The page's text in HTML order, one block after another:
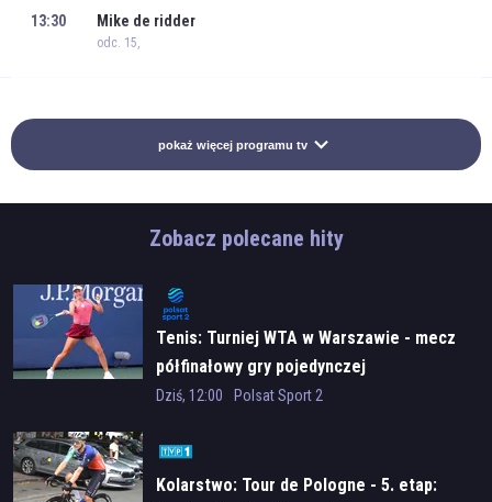
13:30 Mike de ridder
odc. 15,
pokaż więcej programu tv
Zobacz polecane hity
Tenis: Turniej WTA w Warszawie - mecz
półfinałowy gry pojedynczej
Dziś, 12:00 Polsat Sport 2
Kolarstwo: Tour de Pologne - 5. etap: